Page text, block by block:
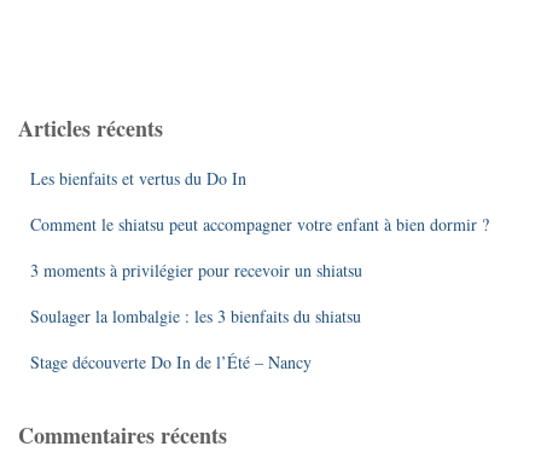
Articles récents
Les bienfaits et vertus du Do In
Comment le shiatsu peut accompagner votre enfant à bien dormir ?
3 moments à privilégier pour recevoir un shiatsu
Soulager la lombalgie : les 3 bienfaits du shiatsu
Stage découverte Do In de l’Été – Nancy
Commentaires récents